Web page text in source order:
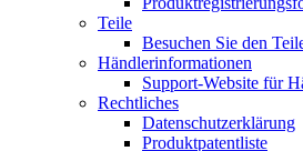
Teile
Besuchen Sie den
Händlerinformationen
Support-Website für
Rechtliches
Datenschutzerklärung
Produktpatentliste